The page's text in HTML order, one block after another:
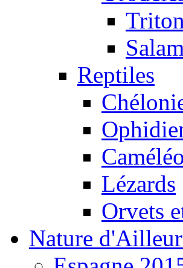
Reptiles
Lézards
Orvets
Nature